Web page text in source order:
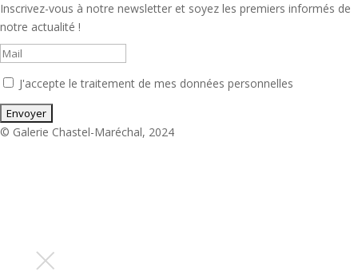
Inscrivez-vous à notre newsletter et soyez les premiers informés de
notre actualité !
J'accepte le traitement de mes données personnelles
© Galerie Chastel-Maréchal, 2024